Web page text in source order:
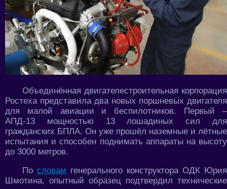
Объединённая двигателестроительная корпорация
Ростеха представила два новых поршневых двигателя
для малой авиации и беспилотников. Первый –
АПД-13 мощностью 13 лошадиных сил для
гражданских БПЛА. Он уже прошёл наземные и лётные
испытания и способен поднимать аппараты на высоту
до 3000 метров.
По словам генерального конструктора ОДК Юрия
Шмотина, опытный образец подтвердил технические